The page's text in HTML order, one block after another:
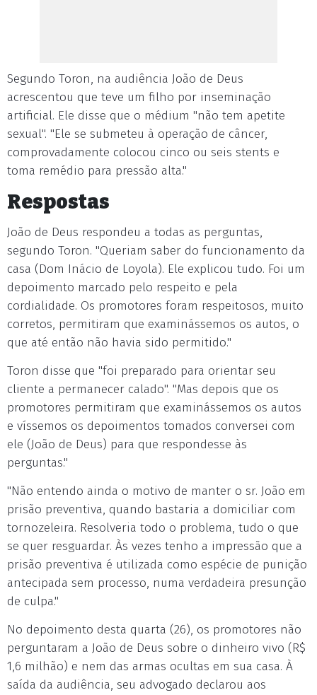
Segundo Toron, na audiência João de Deus
acrescentou que teve um filho por inseminação
artificial. Ele disse que o médium "não tem apetite
sexual". "Ele se submeteu à operação de câncer,
comprovadamente colocou cinco ou seis stents e
toma remédio para pressão alta."
Respostas
João de Deus respondeu a todas as perguntas,
segundo Toron. "Queriam saber do funcionamento da
casa (Dom Inácio de Loyola). Ele explicou tudo. Foi um
depoimento marcado pelo respeito e pela
cordialidade. Os promotores foram respeitosos, muito
corretos, permitiram que examinássemos os autos, o
que até então não havia sido permitido."
Toron disse que "foi preparado para orientar seu
cliente a permanecer calado". "Mas depois que os
promotores permitiram que examinássemos os autos
e víssemos os depoimentos tomados conversei com
ele (João de Deus) para que respondesse às
perguntas."
"Não entendo ainda o motivo de manter o sr. João em
prisão preventiva, quando bastaria a domiciliar com
tornozeleira. Resolveria todo o problema, tudo o que
se quer resguardar. Às vezes tenho a impressão que a
prisão preventiva é utilizada como espécie de punição
antecipada sem processo, numa verdadeira presunção
de culpa."
No depoimento desta quarta (26), os promotores não
perguntaram a João de Deus sobre o dinheiro vivo (R$
1,6 milhão) e nem das armas ocultas em sua casa. À
saída da audiência, seu advogado declarou aos